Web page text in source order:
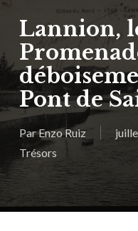
Lannion,
Pont de
ParEnzo Ruiz
Trésors